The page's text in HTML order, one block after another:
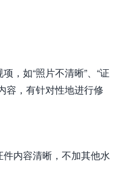
，如“照片不清晰”、“证
容，有针对性地进行修
内容清晰，不加其他水